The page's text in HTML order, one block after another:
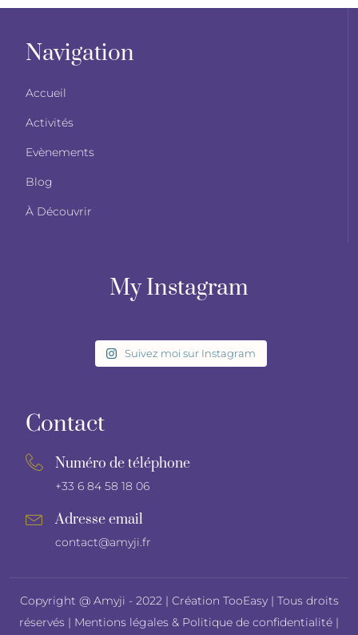
Navigation
Accueil
Activités
Evènements
Blog
À Découvrir
My Instagram
Suivez moi sur Instagram
Contact
Numéro de téléphone
+33 6 84 58 18 06
Adresse email
contact@amyji.fr
Copyright @ Amyji - 2022 | Création TooEasy | Tous droits
réservés | Mentions légales & Politique de confidentialité |